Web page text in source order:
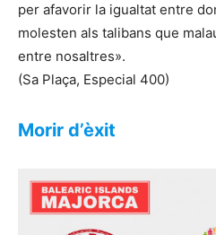
per afavorir la igualtat entre
molesten als talibans que
entre nosaltres».
(Sa Plaça, Especial 400)
Morir d’èxit